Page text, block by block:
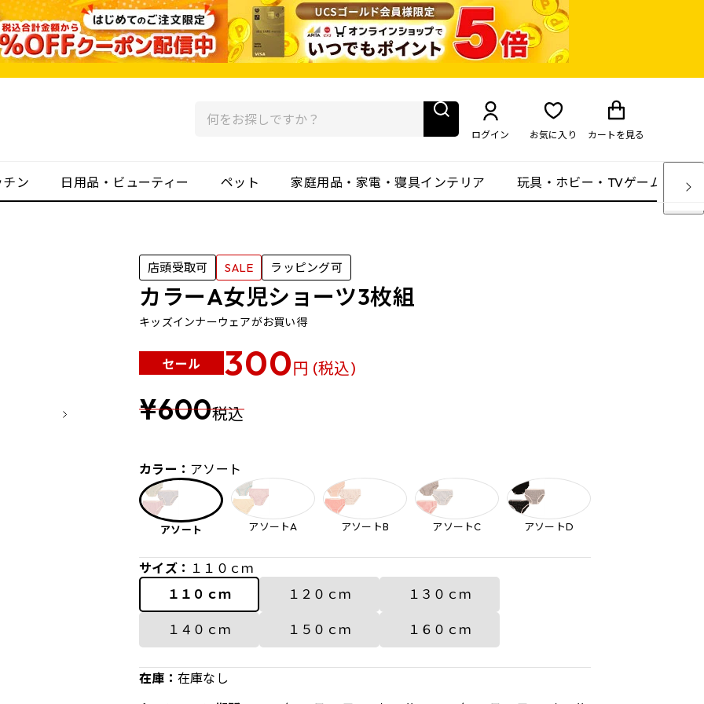
ログイン お気に入り カート を見る
ン 日用品・ビューティー ペット 家庭用品・家電・寝具インテリア 玩具・ホビー・TVゲーム
店頭受取可 SALE ラッピング可
カラーA女児ショーツ3枚組
キッズインナーウェアがお買い得
セール 300円 (税込)
¥600税込
カラー： アソート
アソート アソートA アソートB アソートC アソートD
サイズ： １１０ｃｍ
１１０ｃｍ
１２０ｃｍ １３０ｃｍ
１４０ｃｍ １５０ｃｍ １６０ｃｍ
在庫： 在庫なし